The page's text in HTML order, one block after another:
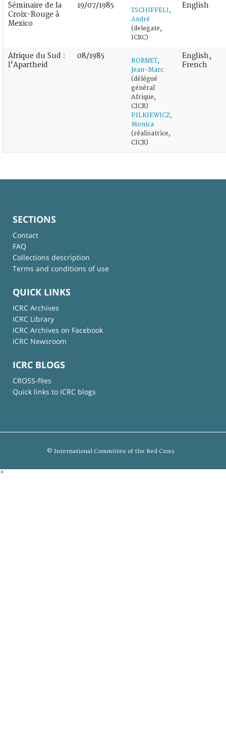
Séminaire de la
Croix-Rouge à
Mexico
19/07/1985
TSCHIFFELI,
André
(delegate,
ICRC)
English
Afrique du Sud :
l'Apartheid
08/1985
BORNET,
Jean-Marc
(délégué
général
Afrique,
CICR)
PILKIEWICZ,
Monica
(réalisatrice,
CICR)
English,
French
SECTIONS
Contact
FAQ
Collections description
Terms and conditions of use
QUICK LINKS
ICRC Archives
ICRC Library
ICRC Archives on Facebook
ICRC Newsroom
ICRC BLOGS
CROSS-files
Quick links to ICRC blogs
© International Committee of the Red Cross
×